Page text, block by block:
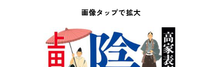
画像タップで拡大